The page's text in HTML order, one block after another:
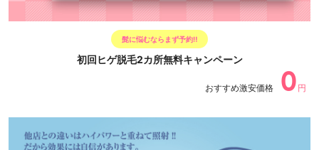
髭に悩むならまず予約‼
初回ヒゲ脱毛2カ所無料キャンペーン
おすすめ激安価格 0円